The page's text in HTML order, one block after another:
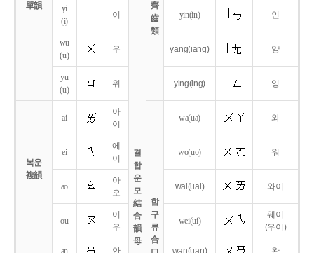
單韻
결
합
운
모
結
合
韻
母
齊
齒
類
yi
(i)
이 yin(in) 인
wu
(u)
우 yang(iang) 양
yu
(u)
위 ying(ing) 잉
복운
複韻
ai
아
이
합
구
류
合
wa(ua) 와
ei
에
이
wo(uo) 워
ao
아
오
wai(uai) 와이
ou
어
우
wei(ui)
웨이
(우이)
an 안 wan(uan) 완